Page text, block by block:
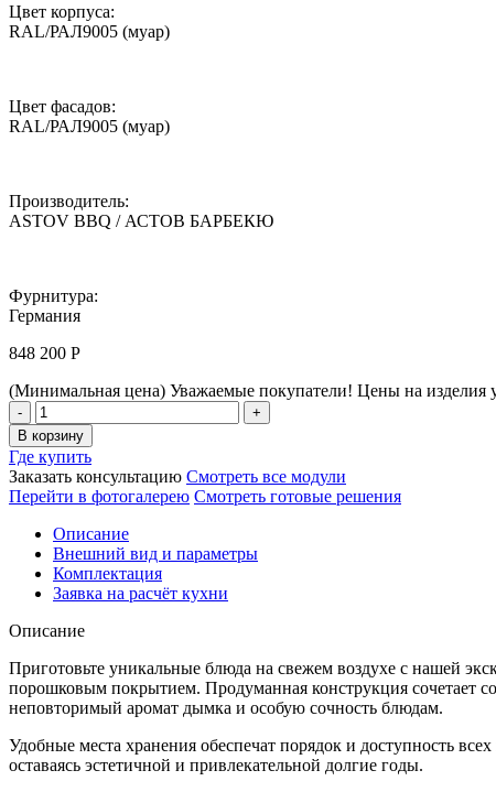
Цвет корпуса:
RAL/РАЛ9005 (муар)
Цвет фасадов:
RAL/РАЛ9005 (муар)
Производитель:
ASTOV BBQ / АСТОВ БАРБЕКЮ
Фурнитура:
Германия
848 200 Р
(Минимальная цена) Уважаемые покупатели! Цены на изделия
Комплект
Astov
BBQ
Deluxe
/
АСТОВ
БАРБЕКЮ
Делюкс
№8
(ширина
2960
мм)
В корзину
Где купить
Заказать консультацию Смотреть все модули
Перейти в фотогалерею Смотреть готовые решения
Описание
Внешний вид и параметры
Комплектация
Заявка на расчёт кухни
Описание
Приготовьте уникальные блюда на свежем воздухе с нашей
порошковым покрытием. Продуманная конструкция сочетает
неповторимый аромат дымка и особую сочность блюдам.
Удобные места хранения обеспечат порядок и доступность
оставаясь эстетичной и привлекательной долгие годы.